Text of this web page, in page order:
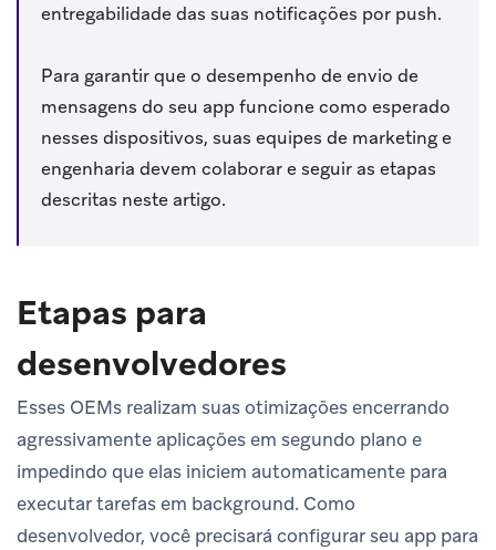
entregabilidade das suas notificações por push.
Para garantir que o desempenho de envio de
mensagens do seu app funcione como esperado
nesses dispositivos, suas equipes de marketing e
engenharia devem colaborar e seguir as etapas
descritas neste artigo.
Etapas para
desenvolvedores
Esses OEMs realizam suas otimizações encerrando
agressivamente aplicações em segundo plano e
impedindo que elas iniciem automaticamente para
executar tarefas em background. Como
desenvolvedor, você precisará configurar seu app para